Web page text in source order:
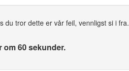
du tror dette er vår feil, vennligst si i fra.
60 sekunder.